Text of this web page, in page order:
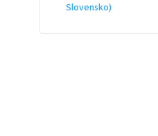
Slovensko)